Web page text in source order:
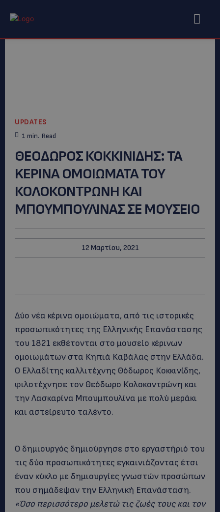
UPDATES
1 min. Read
ΘΕΟΔΩΡΟΣ ΚΟΚΚΙΝΙΔΗΣ: ΤΑ
KEΡΙΝΑ ΟΜΟΙΩΜΑΤΑ ΤΟΥ
ΚΟΛΟΚΟΝΤΡΩΝΗ ΚΑΙ
ΜΠΟΥΜΠΟΥΛΙΝΑΣ ΣΕ ΜΟΥΣΕΙΟ
12 Μαρτίου, 2021
Δύο νέα κέρινα ομοιώματα, από τις ιστορικές
προσωπικότητες της Ελληνικής Επανάστασης
του 1821 εκθέτονται στο μουσείο κέρινων
ομοιωμάτων στα Κηπιά Καβάλας στην Ελλάδα.
Ο Ελλαδίτης καλλιτέχνης Θόδωρος Κοκκινίδης,
φιλοτέχνησε τον Θεόδωρο Κολοκοντρώνη και
την Λασκαρίνα Μπουμπουλίνα με πολύ μεράκι
και αστείρευτο ταλέντο.
Ο δημιουργός δημιούργησε στο εργαστήριό του
τις δύο προσωπικότητες εγκαινιάζοντας έτσι
έναν κύκλο με δημιουργίες γνωστών προσώπων
που σημάδεψαν την Ελληνική Επανάσταση.
«Όσο περισσότερο μελετώ τις ζωές τους και τον